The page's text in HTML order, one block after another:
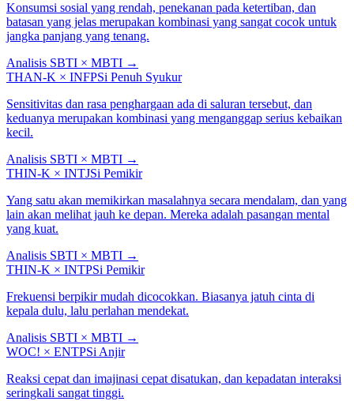
Konsumsi sosial yang rendah, penekanan pada ketertiban, dan
batasan yang jelas merupakan kombinasi yang sangat cocok untuk
jangka panjang yang tenang.
Analisis SBTI × MBTI →
THAN-K × INFPSi Penuh Syukur
Sensitivitas dan rasa penghargaan ada di saluran tersebut, dan
keduanya merupakan kombinasi yang menganggap serius kebaikan
kecil.
Analisis SBTI × MBTI →
THIN-K × INTJSi Pemikir
Yang satu akan memikirkan masalahnya secara mendalam, dan yang
lain akan melihat jauh ke depan. Mereka adalah pasangan mental
yang kuat.
Analisis SBTI × MBTI →
THIN-K × INTPSi Pemikir
Frekuensi berpikir mudah dicocokkan. Biasanya jatuh cinta di
kepala dulu, lalu perlahan mendekat.
Analisis SBTI × MBTI →
WOC! × ENTPSi Anjir
Reaksi cepat dan imajinasi cepat disatukan, dan kepadatan interaksi
seringkali sangat tinggi.